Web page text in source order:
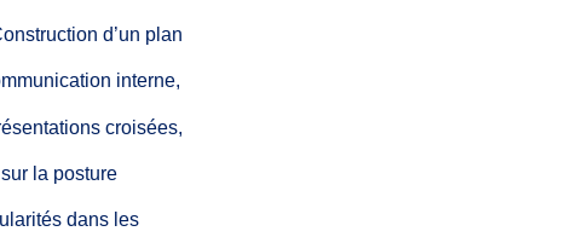
d’un plan
interne,
croisées,
sur la posture
dans les